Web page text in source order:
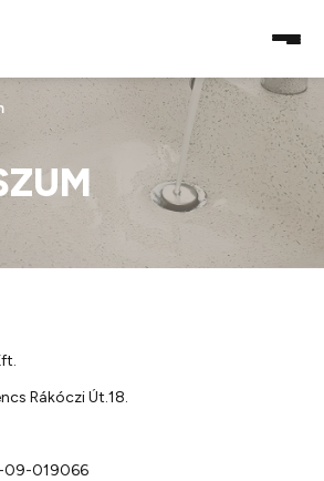
Rákóczi Út.18.
09-019066